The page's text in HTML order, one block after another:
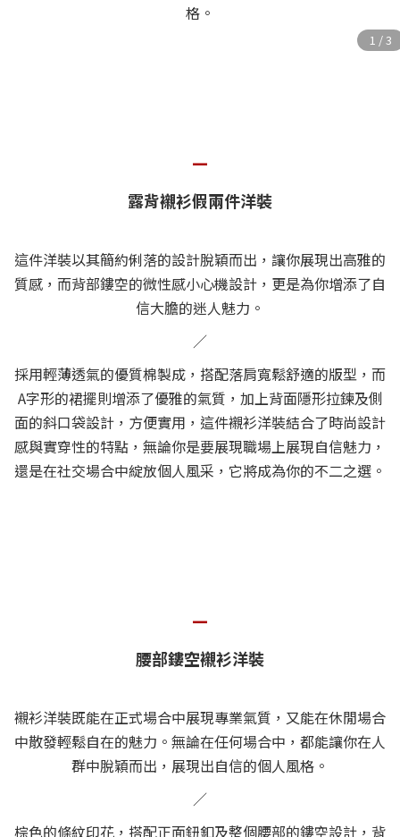
格。
—
露背襯衫假兩件洋裝
這件洋裝以其簡約俐落的設計脫穎而出，讓你展現出高雅的
質感，而背部鏤空的微性感小心機設計，更是為你增添了自
信大膽的迷人魅力。
／
採用輕薄透氣的優質棉製成，搭配落肩寬鬆舒適的版型，而
A字形的裙擺則增添了優雅的氣質，加上背面隱形拉鍊及側
面的斜口袋設計，方便實用，這件襯衫洋裝結合了時尚設計
感與實穿性的特點，無論你是要展現職場上展現自信魅力，
還是在社交場合中綻放個人風采，它將成為你的不二之選。
—
腰部鏤空襯衫洋裝
襯衫洋裝既能在正式場合中展現專業氣質，又能在休閒場合
中散發輕鬆自在的魅力。無論在任何場合中，都能讓你在人
群中脫穎而出，展現出自信的個人風格。
／
棕色的條紋印花，搭配正面鈕釦及整個腰部的鏤空設計，背